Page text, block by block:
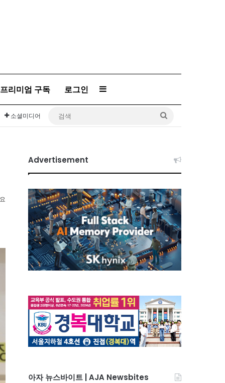
프리미엄 구독 로그인 Sidebar
소셜미디어
Advertisement
아자 뉴스바이트 | AJA Newsbites